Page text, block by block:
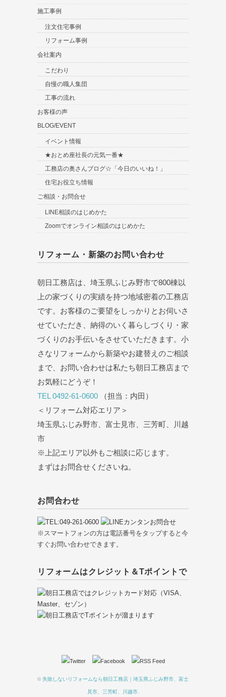
施工事例
注文住宅事例
リフォーム事例
会社案内
こだわり
自慢の職人集団
工事の流れ
お客様の声
BLOG/EVENT
イベント情報
★おとめ座社長の元気一番★
工務店の奥さんブログ☆「今日のいいね！」
住宅お役立ち情報
ご相談・お問合せ
LINE相談のはじめかた
Zoomでオンライン相談のはじめかた
リフォーム・新築のお問い合わせ
朝日工務店は、埼玉県ふじみ野市で800棟以
上の家づくりの実績を持つ地域密着の工務店
です。お客様のご要望をしっかりとお伺いさ
せていただき、納得のいく暮らしづくり・家
づくりのお手伝いをさせていただきます。小
さなリフォームから新築やお建替えのご相談
まで、お問い合わせは私たち朝日工務店まで
お気軽にどうぞ！
TEL 0492-61-0600 （担当：内田）
＜リフォーム対応エリア＞
埼玉県ふじみ野市、富士見市、三芳町、川越
市
※上記エリア以外もご相談に応じます。
まずはお問合せくださいね。
お問合わせ
※スマートフォンの方は電話番号をタップすると今
すぐお問い合わせできます。
リフォームはクレジット＆Tポイントで
© 失敗しないリフォームなら朝日工務店｜埼玉県ふじみ野市、富士
見市、三芳町、川越市.